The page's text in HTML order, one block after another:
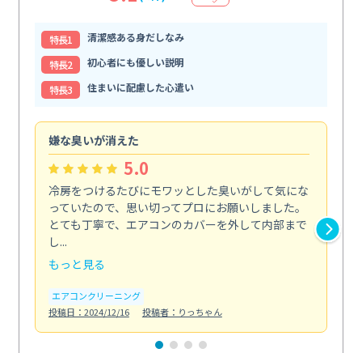
特⻑1
清潔感ある身だしなみ
特⻑2
初心者にも優しい説明
特⻑3
住まいに配慮した心遣い
嫌な臭いが消えた
5.0
冷房をつけるたびにモワッとした臭いがして気にな
っていたので、思い切ってプロにお願いしました。
とても丁寧で、エアコンのカバーを外して内部まで
し...
もっと見る
エアコンクリーニング
投稿日：2024/12/16
投稿者：りっちゃん